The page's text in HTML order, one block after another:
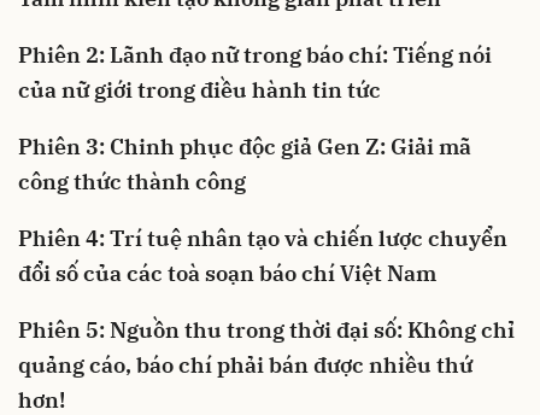
Phiên 2: Lãnh đạo nữ trong báo chí: Tiếng nói
của nữ giới trong điều hành tin tức
Phiên 3: Chinh phục độc giả Gen Z: Giải mã
công thức thành công
Phiên 4: Trí tuệ nhân tạo và chiến lược chuyển
đổi số của các toà soạn báo chí Việt Nam
Phiên 5: Nguồn thu trong thời đại số: Không chỉ
quảng cáo, báo chí phải bán được nhiều thứ
hơn!